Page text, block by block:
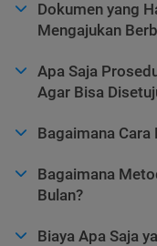
Dokumen yang
Mengajukan
Apa Saja
Agar Bisa
Bagaimana Cara
Bagaimana
Bulan?
Biaya Apa Saja